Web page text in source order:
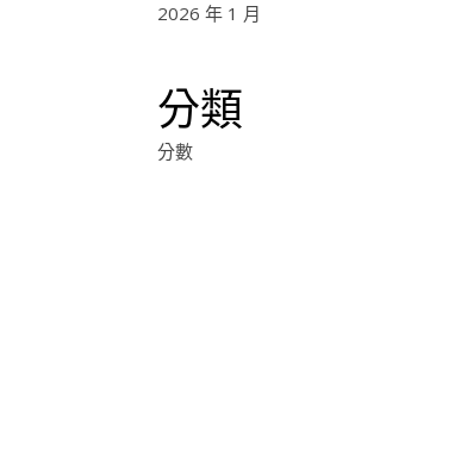
2026 年 1 月
分類
分數